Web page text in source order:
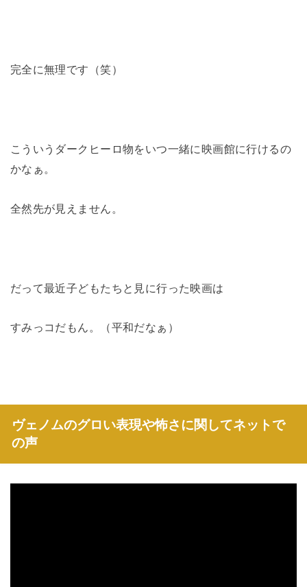
完全に無理です（笑）
こういうダークヒーロ物をいつ一緒に映画館に行けるの
かなぁ。
全然先が見えません。
だって最近子どもたちと見に行った映画は
すみっコだもん。（平和だなぁ）
ヴェノムのグロい表現や怖さに関してネットで
の声